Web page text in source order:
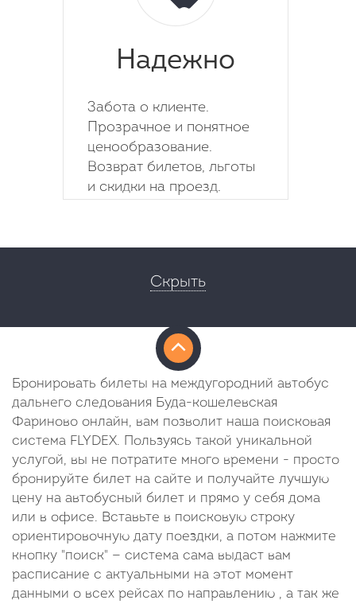
Надежно
Забота о клиенте.
Прозрачное и понятное
ценообразование.
Возврат билетов, льготы
и скидки на проезд.
Скрыть
Бронировать билеты на междугородний автобус
дальнего следования Буда-кошелевская
Фариново онлайн, вам позволит наша поисковая
система FLYDEX. Пользуясь такой уникальной
услугой, вы не потратите много времени - просто
бронируйте билет на сайте и получайте лучшую
цену на автобусный билет и прямо у себя дома
или в офисе. Вставьте в поисковую строку
ориентировочную дату поездки, а потом нажмите
кнопку "поиск" — система сама выдаст вам
расписание с актуальными на этот момент
данными о всех рейсах по направлению , а так же